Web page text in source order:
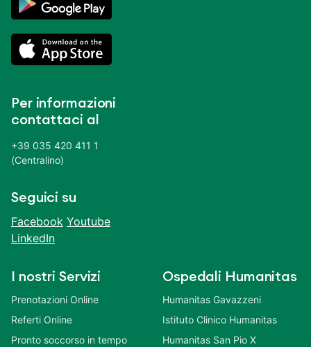
Per informazioni
contattaci al
+39 035 420 411 1
(Centralino)
Seguici su
Facebook Youtube
LinkedIn
I nostri Servizi
Prenotazioni Online
Referti Online
Pronto soccorso in tempo
Ospedali Humanitas
Humanitas Gavazzeni
Istituto Clinico Humanitas
Humanitas San Pio X